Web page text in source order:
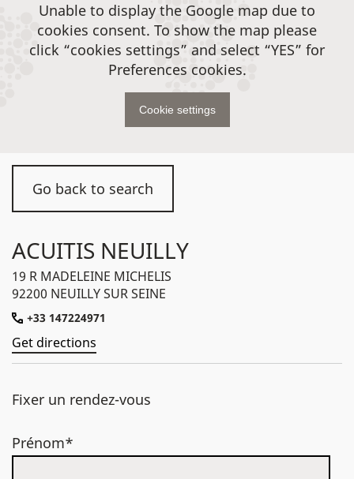
Go back to search
ACUITIS NEUILLY
19 R MADELEINE MICHELIS
92200 NEUILLY SUR SEINE
+33 147224971
Get directions
Fixer un rendez-vous
Prénom*
Unable to display the Google map due to
cookies consent. To show the map please
click “cookies settings” and select “YES” for
Preferences cookies.
Cookie settings